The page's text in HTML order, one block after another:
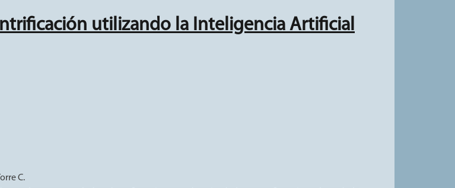
utilizando la Inteligencia Artificial
la Inteligencia Artificial (Proyecto N° 828- C4272)
C.